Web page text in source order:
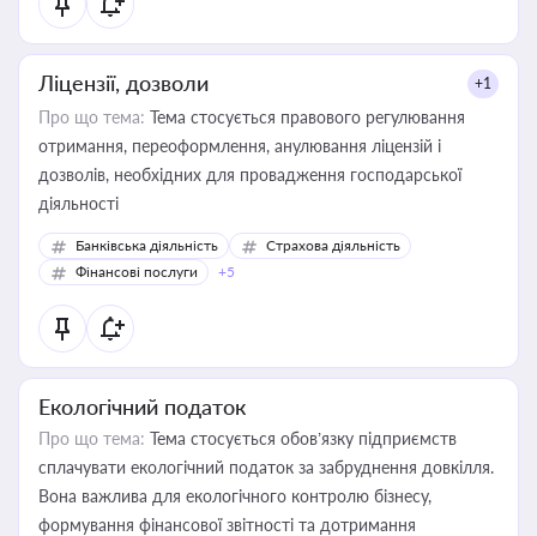
Ліцензії, дозволи +1
Про що тема: Тема стосується правового регулювання
отримання, переоформлення, анулювання ліцензій і
дозволів, необхідних для провадження господарської
діяльності
Банківська діяльність
Страхова діяльність
Фінансові послуги
+5
Екологічний податок
Про що тема: Тема стосується обов’язку підприємств
сплачувати екологічний податок за забруднення довкілля.
Вона важлива для екологічного контролю бізнесу,
формування фінансової звітності та дотримання